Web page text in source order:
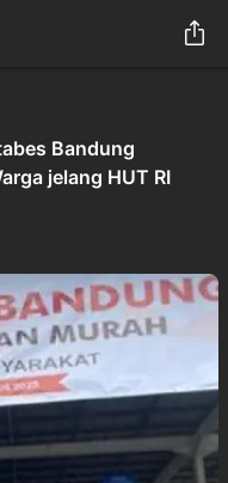
Bandung
jelang HUT RI